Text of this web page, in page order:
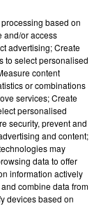
BOONE
Of My Life
based on
and/or access
advertising; Create
to select personalised
content
or combinations
services; Create
personalised
security, prevent and
and content;
may
data to offer
information actively
combine data from
devices based on